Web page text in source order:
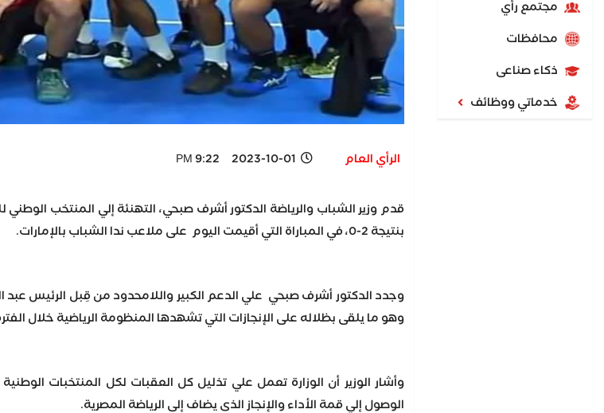
مجتمع رأي
محافظات
ذكاء صناعى
خدماتي ووظائف
الرأي العام 2023-10-01 9:22 PM
قدم وزير الشباب والرياضة الدكتور أشرف صبحي، التهنئة إلي المنتخب الوطني
بنتيجة 2-0، في المباراة التي أقيمت اليوم على ملاعب ندا الشباب بالإمارات.
وجدد الدكتور أشرف صبحي علي الدعم الكبير واللامحدود من قِبل الرئيس عبد
وهو ما يلقى بظلاله على الإنجازات التي تشهدها المنظومة الرياضية خلال
وأشار الوزير أن الوزارة تعمل علي تذليل كل العقبات لكل المنتخبات
الوصول إلي قمة الأداء والإنجاز الذى يضاف إلى الرياضة المصرية.